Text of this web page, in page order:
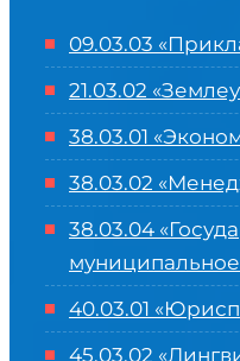
09.03.03
21.03.02
38.03.01
38.03.02
38.03.04
40.03.01
45.03.02